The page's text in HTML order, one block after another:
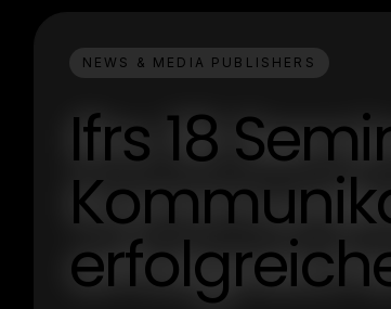
NEWS & MEDIA PUBLISHERS
Ifrs 18